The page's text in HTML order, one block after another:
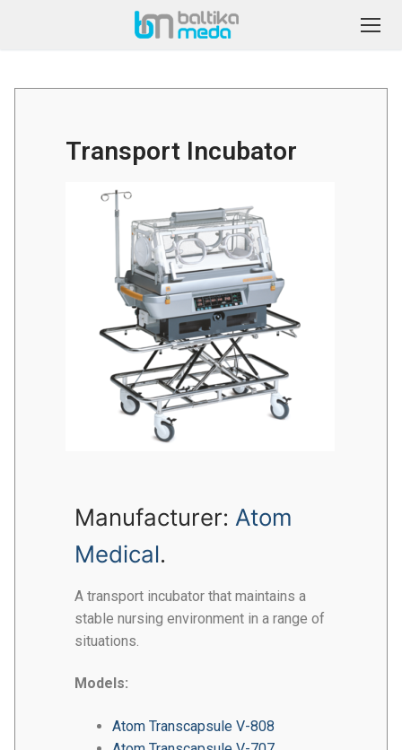
Transport Incubator
Manufacturer: Atom
Medical.
A transport incubator that maintains a
stable nursing environment in a range of
situations.
Models:
Atom Transcapsule V-808